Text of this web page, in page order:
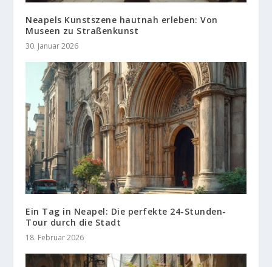
Neapels Kunstszene hautnah erleben: Von
Museen zu Straßenkunst
30. Januar 2026
Ein Tag in Neapel: Die perfekte 24-Stunden-
Tour durch die Stadt
18. Februar 2026